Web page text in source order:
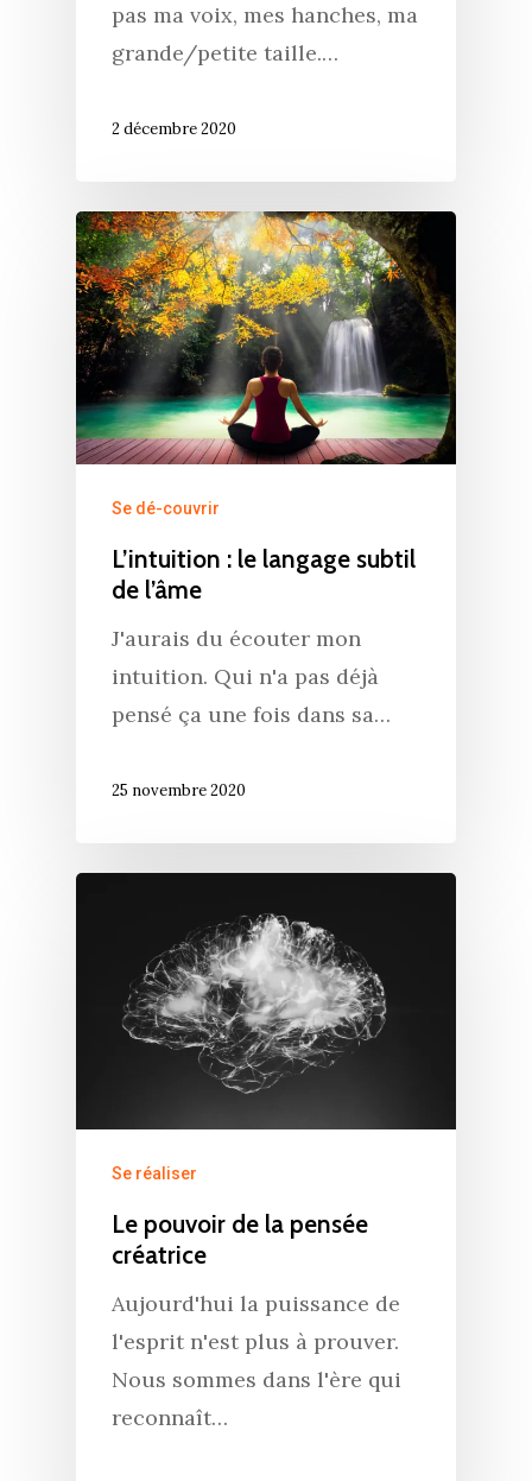
pas ma voix, mes hanches, ma
grande/petite taille.…
2 décembre 2020
Se dé-couvrir
L’intuition : le langage subtil
de l’âme
J'aurais du écouter mon
intuition. Qui n'a pas déjà
pensé ça une fois dans sa…
25 novembre 2020
Se réaliser
Le pouvoir de la pensée
créatrice
Aujourd'hui la puissance de
l'esprit n'est plus à prouver.
Nous sommes dans l'ère qui
reconnaît…
S’équilibrer
Services
Libération
Amour & Guérison
Boutique